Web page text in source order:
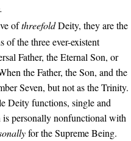
ofthreefoldDeity, they are the
of the three ever-existent
Father, the Eternal Son, or
the Father, the Son, and the
Seven, but not as the Trinity.
Deity functions, single and
personally nonfunctional with
for the Supreme Being.